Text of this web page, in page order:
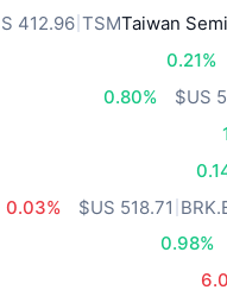
Taiwan
TSM
‏412.96 US$
0.21%
0.80%
0.03%
0.98%